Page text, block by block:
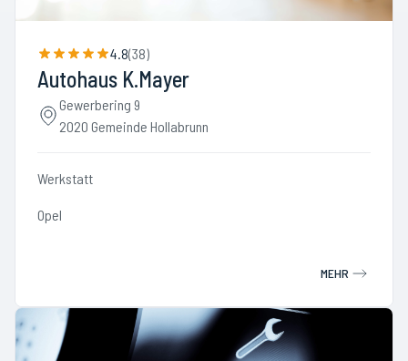
4.8(38)
Autohaus K.Mayer
Gewerbering 9
2020 Gemeinde Hollabrunn
Werkstatt
Opel
MEHR